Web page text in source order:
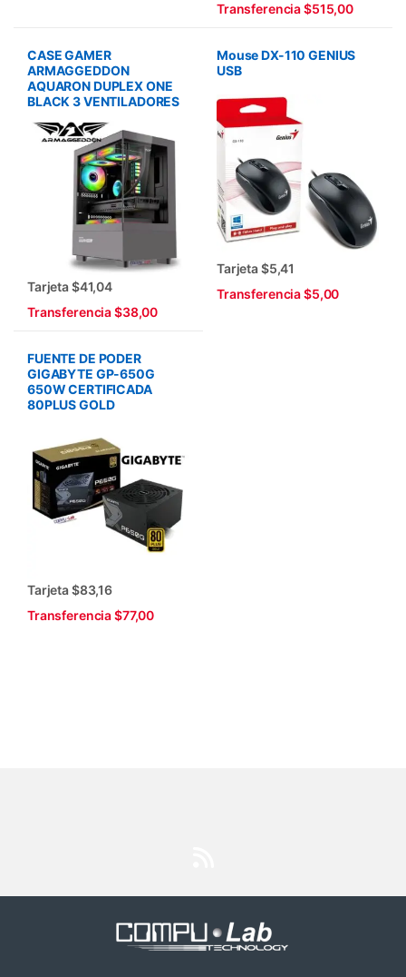
Transferencia $515,00
CASE GAMER
ARMAGGEDDON
AQUARON DUPLEX ONE
BLACK 3 VENTILADORES
Tarjeta $41,04
Transferencia $38,00
Mouse DX-110 GENIUS
USB
Tarjeta $5,41
Transferencia $5,00
FUENTE DE PODER
GIGABYTE GP-650G
650W CERTIFICADA
80PLUS GOLD
Tarjeta $83,16
Transferencia $77,00